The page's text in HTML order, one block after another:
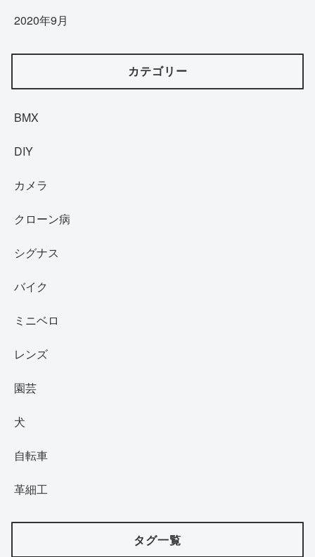
2020年9月
カテゴリー
BMX
DIY
カメラ
クローン病
シグナス
バイク
ミニベロ
レンズ
園芸
犬
自転車
革細工
タグ一覧